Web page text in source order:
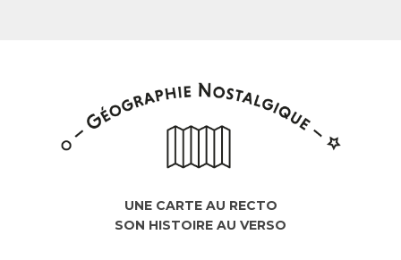
UNE CARTE AU RECTO
SON HISTOIRE AU VERSO